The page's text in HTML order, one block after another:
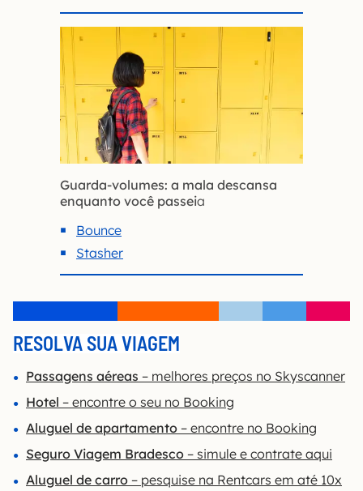
Guarda-volumes: a mala descansa
enquanto você passeia
Bounce
Stasher
RESOLVA SUA VIAGEM
Passagens aéreas – melhores preços no Skyscanner
Hotel – encontre o seu no Booking
Aluguel de apartamento – encontre no Booking
Seguro Viagem Bradesco – simule e contrate aqui
Aluguel de carro – pesquise na Rentcars em até 10x